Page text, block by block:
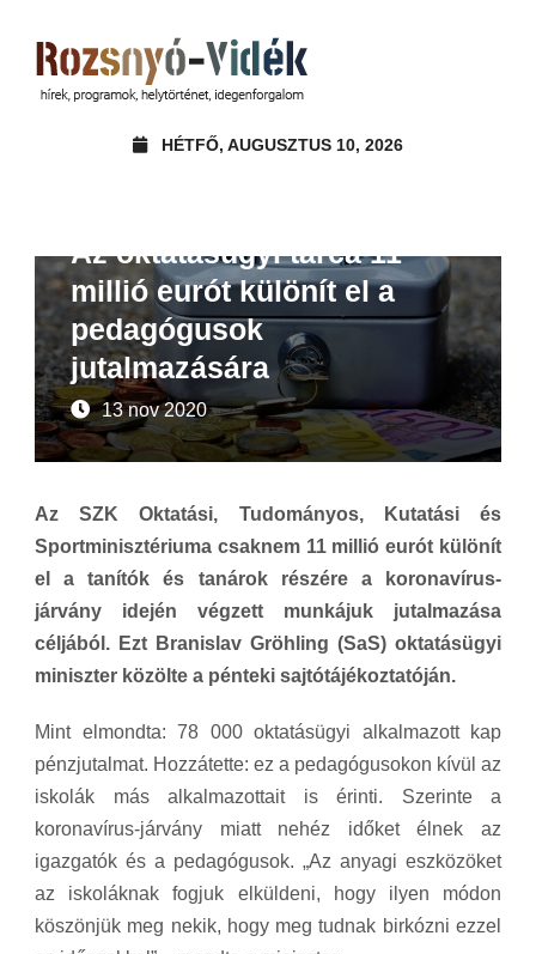
HÉTFŐ, AUGUSZTUS 10, 2026
Az oktatásügyi tárca 11
millió eurót különít el a
pedagógusok
jutalmazására
13 nov 2020
Az SZK Oktatási, Tudományos, Kutatási és
Sportminisztériuma csaknem 11 millió eurót különít
el a tanítók és tanárok részére a koronavírus-
járvány idején végzett munkájuk jutalmazása
céljából. Ezt Branislav Gröhling (SaS) oktatásügyi
miniszter közölte a pénteki sajtótájékoztatóján.
Mint elmondta: 78 000 oktatásügyi alkalmazott kap
pénzjutalmat. Hozzátette: ez a pedagógusokon kívül az
iskolák más alkalmazottait is érinti. Szerinte a
koronavírus-járvány miatt nehéz időket élnek az
igazgatók és a pedagógusok. „Az anyagi eszközöket
az iskoláknak fogjuk elküldeni, hogy ilyen módon
köszönjük meg nekik, hogy meg tudnak birkózni ezzel